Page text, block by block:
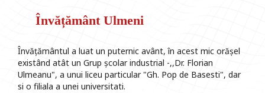
Învățământ Ulmeni
Învățământul a luat un puternic avânt, în acest mic orășel
existând atât un Grup școlar industrial -,,Dr. Florian
Ulmeanu", a unui liceu particular "Gh. Pop de Basesti", dar
si o filiala a unei universitati.